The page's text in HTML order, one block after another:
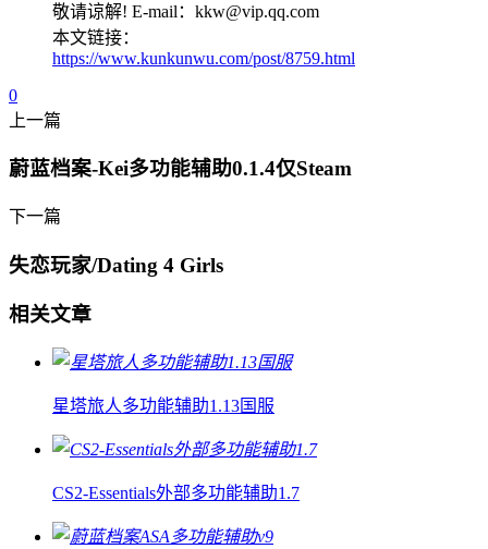
敬请谅解! E-mail：kkw@vip.qq.com
本文链接：
https://www.kunkunwu.com/post/8759.html
0
上一篇
蔚蓝档案-Kei多功能辅助0.1.4仅Steam
下一篇
失恋玩家/Dating 4 Girls
相关文章
星塔旅人多功能辅助1.13国服
CS2-Essentials外部多功能辅助1.7